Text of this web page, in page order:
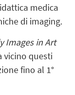
medica
di imaging.
Images in Art
vicino questi
fino al 1°